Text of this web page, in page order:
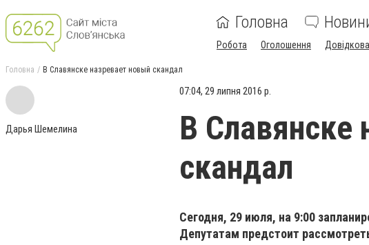
Головна
Робота Оголошення Довідкова
Головна В Славянске назревает новый скандал
Дарья Шемелина
07:04, 29 липня 2016 р.
В Славянске
скандал
Сегодня, 29 июля, на 9:00
Депутатам предстоит